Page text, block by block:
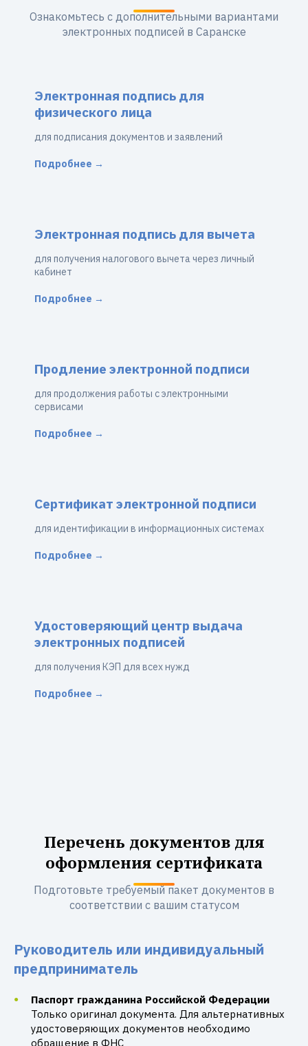
Ознакомьтесь с дополнительными вариантами
электронных подписей в Саранске
Электронная подпись для
физического лица
для подписания документов и заявлений
Подробнее →
Электронная подпись для вычета
для получения налогового вычета через личный
кабинет
Подробнее →
Продление электронной подписи
для продолжения работы с электронными
сервисами
Подробнее →
Сертификат электронной подписи
для идентификации в информационных системах
Подробнее →
Удостоверяющий центр выдача
электронных подписей
для получения КЭП для всех нужд
Подробнее →
Перечень документов для
оформления сертификата
Подготовьте требуемый пакет документов в
соответствии с вашим статусом
Руководитель или индивидуальный
предприниматель
Паспорт гражданина Российской Федерации
Только оригинал документа. Для альтернативных
удостоверяющих документов необходимо
обращение в ФНС